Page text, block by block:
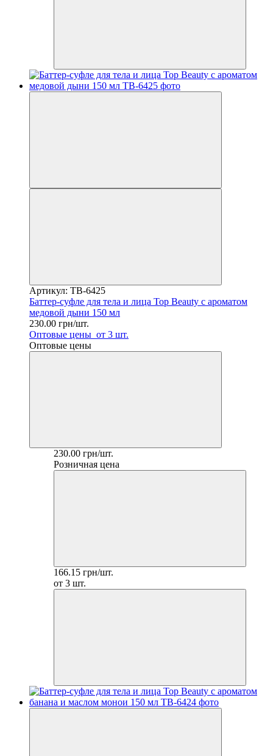
Артикул: TB-6425
Баттер-суфле для тела и лица Top Beauty с ароматом
медовой дыни 150 мл
230.00 грн/шт.
Оптовые цены от 3 шт.
Оптовые цены
230.00 грн/шт.
Розничная цена
166.15 грн/шт.
от 3 шт.